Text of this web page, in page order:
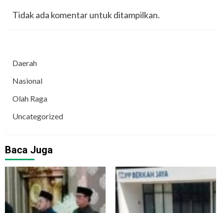
Tidak ada komentar untuk ditampilkan.
Daerah
Nasional
Olah Raga
Uncategorized
Baca Juga